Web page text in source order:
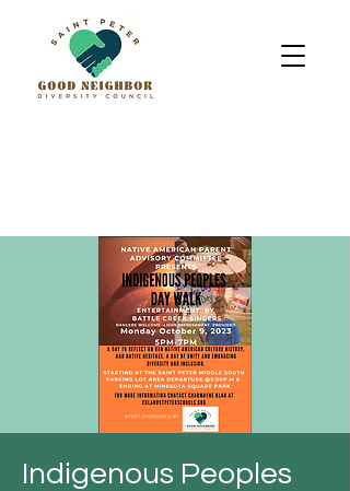
Indigenous Peoples